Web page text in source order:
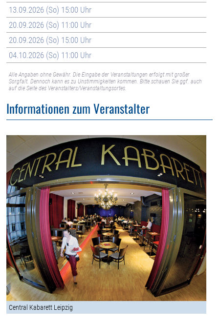
13.09.2026 (So) 15:00 Uhr
20.09.2026 (So) 11:00 Uhr
20.09.2026 (So) 15:00 Uhr
04.10.2026 (So) 11:00 Uhr
Alle Angaben ohne Gewähr. Die Eingabe der Veranstaltungen erfolgt mit großer
Sorgfalt. Dennoch kann es zu Unstimmigkeiten kommen. Bitte schauen Sie ggf. auch
auf die Seite des Veranstalters/Veranstaltungsortes.
Informationen zum Veranstalter
Central Kabarett Leipzig